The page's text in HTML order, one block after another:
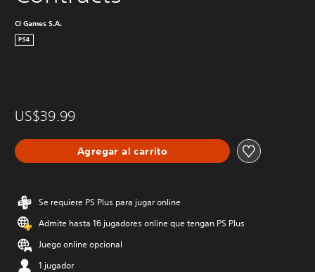
CI Games S.A.
PS4
US$39.99
Agregar al carrito
Se requiere PS Plus para jugar online
Admite hasta 16 jugadores online que tengan PS Plus
Juego online opcional
1 jugador